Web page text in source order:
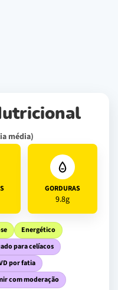
média)
GORDURAS
9.8g
Energético
para celíacos
por fatia
com moderação